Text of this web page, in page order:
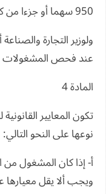
950 سهما أو جزءا من كل 1000 جزء.
ولوزير التجارة
عند فحص المشغولات
المادة 4
تكون المعايير
نوعها على النحو التالي:
أ- إذا كان المشغول
ويجب ألا يقل معيارها عن 750 جزءا من كل